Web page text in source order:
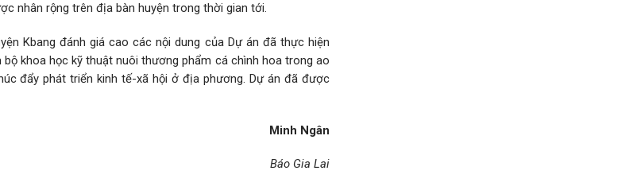
nhân rộng trên địa bàn huyện trong thời gian tới.
Kbang đánh giá cao các nội dung của Dự án đã thực hiện
khoa học kỹ thuật nuôi thương phẩm cá chình hoa trong ao
đẩy phát triển kinh tế-xã hội ở địa phương. Dự án đã được
Minh Ngân
Báo Gia Lai